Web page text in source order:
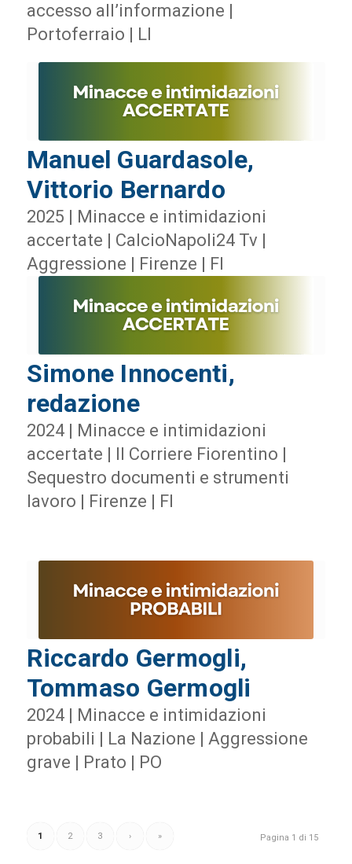
accesso all’informazione |
Portoferraio | LI
Manuel Guardasole,
Vittorio Bernardo
2025 | Minacce e intimidazioni
accertate | CalcioNapoli24 Tv |
Aggressione | Firenze | FI
Simone Innocenti,
redazione
2024 | Minacce e intimidazioni
accertate | Il Corriere Fiorentino |
Sequestro documenti e strumenti
lavoro | Firenze | FI
Riccardo Germogli,
Tommaso Germogli
2024 | Minacce e intimidazioni
probabili | La Nazione | Aggressione
grave | Prato | PO
Pagina 1 di 15
1 2 3 › »